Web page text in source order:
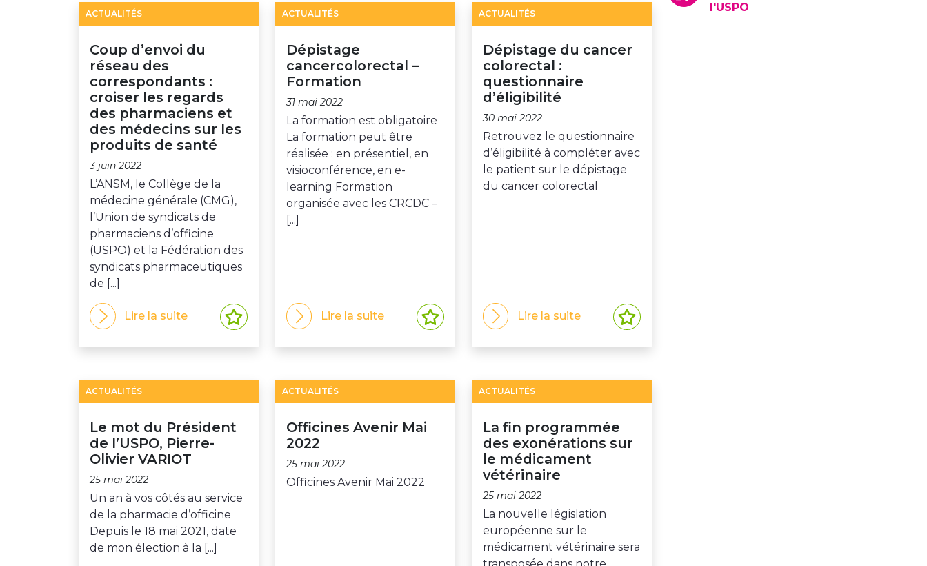
ACTUALITÉS
Coup d’envoi du
réseau des
correspondants :
croiser les regards
des pharmaciens et
des médecins sur les
produits de santé
3 juin 2022
L’ANSM, le Collège de la
médecine générale (CMG),
l’Union de syndicats de
pharmaciens d’officine
(USPO) et la Fédération des
syndicats pharmaceutiques
de [...]
Lire la suite
ACTUALITÉS
Dépistage
cancercolorectal –
Formation
31 mai 2022
La formation est obligatoire
La formation peut être
réalisée : en présentiel, en
visioconférence, en e-
learning Formation
organisée avec les CRCDC –
[...]
Lire la suite
ACTUALITÉS
Dépistage du cancer
colorectal :
questionnaire
d’éligibilité
30 mai 2022
Retrouvez le questionnaire
d’éligibilité à compléter avec
le patient sur le dépistage
du cancer colorectal
Lire la suite
ACTUALITÉS
Le mot du Président
de l’USPO, Pierre-
Olivier VARIOT
25 mai 2022
Un an à vos côtés au service
de la pharmacie d’officine
Depuis le 18 mai 2021, date
de mon élection à la [...]
ACTUALITÉS
Officines Avenir Mai
2022
25 mai 2022
Officines Avenir Mai 2022
ACTUALITÉS
La fin programmée
des exonérations sur
le médicament
vétérinaire
25 mai 2022
La nouvelle législation
européenne sur le
médicament vétérinaire sera
l'USPO